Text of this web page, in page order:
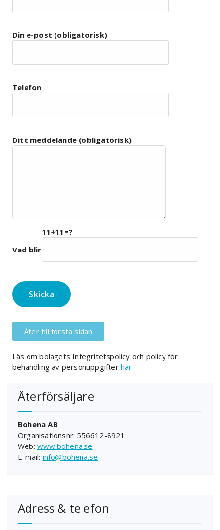
Din e-post (obligatorisk)
Telefon
Ditt meddelande (obligatorisk)
Vad blir
11+11=?
Åter till första sidan
Läs om bolagets Integritetspolicy och policy för
behandling av personuppgifter här.
Återförsäljare
Bohena AB
Organisationsnr: 556612-8921
Web: www.bohena.se
E-mail: info@bohena.se
Adress & telefon